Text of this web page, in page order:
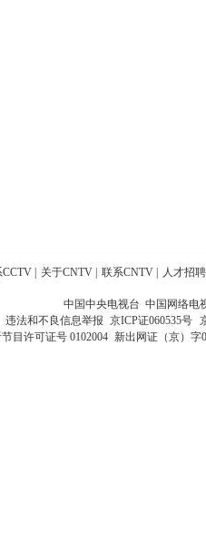
CCTV 关于CNTV 联系CNTV 人才招聘
中国中央电视台 中国网络电
违法和不良信息举报 京ICP证060535号
目许可证号 0102004 新出网证（京）